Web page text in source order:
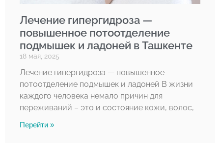
Лечение гипергидроза —
повышенное потоотделение
подмышек и ладоней в Ташкенте
18 мая, 2025
Лечение гипергидроза — повышенное
потоотделение подмышек и ладоней В жизни
каждого человека немало причин для
переживаний – это и состояние кожи, волос,
Перейти »